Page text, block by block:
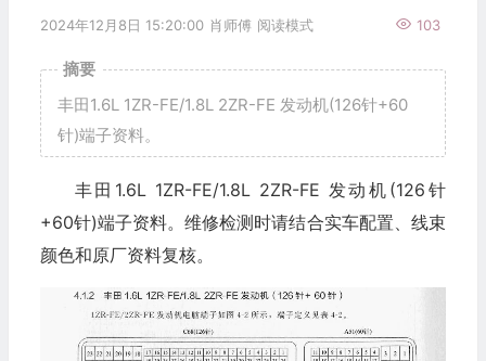
2024年12月8日 15:20:00 肖师傅 103
阅读模式
摘要
丰田1.6L 1ZR-FE/1.8L 2ZR-FE 发动机(126针+60
针)端子资料。
丰田1.6L 1ZR-FE/1.8L 2ZR-FE 发动机(126针
+60针)端子资料。维修检测时请结合实车配置、线束
颜色和原厂资料复核。